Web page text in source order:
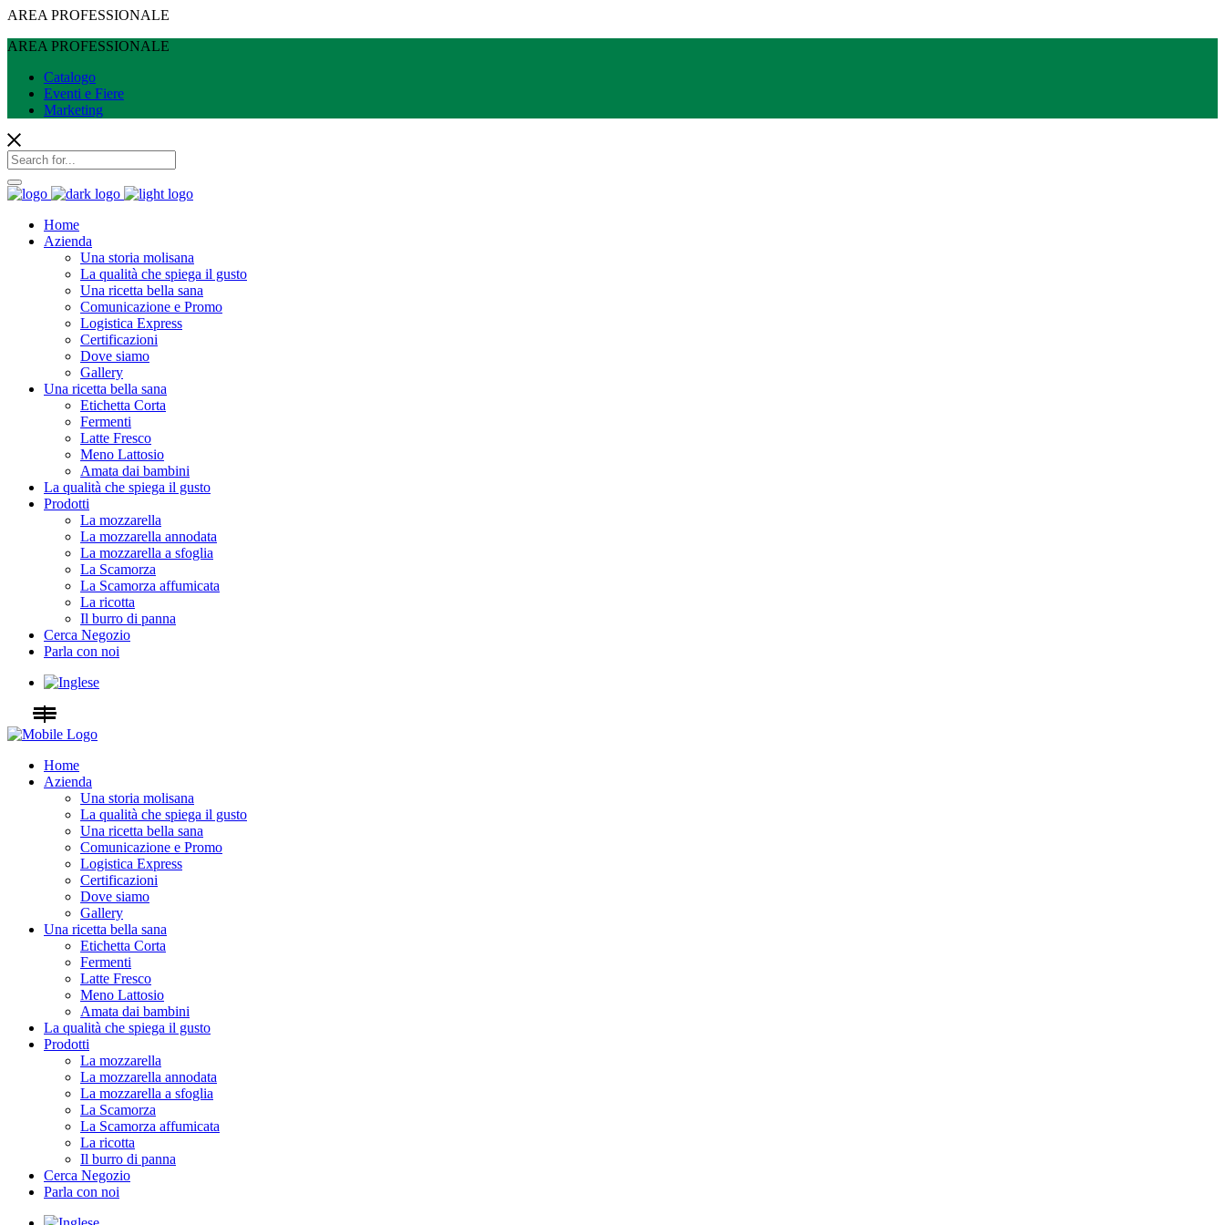
AREA PROFESSIONALE
AREA PROFESSIONALE
Catalogo
Eventi e Fiere
Marketing
Home
Azienda
Una storia molisana
La qualità che spiega il gusto
Una ricetta bella sana
Comunicazione e Promo
Logistica Express
Certificazioni
Dove siamo
Gallery
Una ricetta bella sana
Etichetta Corta
Fermenti
Latte Fresco
Meno Lattosio
Amata dai bambini
La qualità che spiega il gusto
Prodotti
La mozzarella
La mozzarella annodata
La mozzarella a sfoglia
La Scamorza
La Scamorza affumicata
La ricotta
Il burro di panna
Cerca Negozio
Parla con noi
Home
Azienda
Una storia molisana
La qualità che spiega il gusto
Una ricetta bella sana
Comunicazione e Promo
Logistica Express
Certificazioni
Dove siamo
Gallery
Una ricetta bella sana
Etichetta Corta
Fermenti
Latte Fresco
Meno Lattosio
Amata dai bambini
La qualità che spiega il gusto
Prodotti
La mozzarella
La mozzarella annodata
La mozzarella a sfoglia
La Scamorza
La Scamorza affumicata
La ricotta
Il burro di panna
Cerca Negozio
Parla con noi